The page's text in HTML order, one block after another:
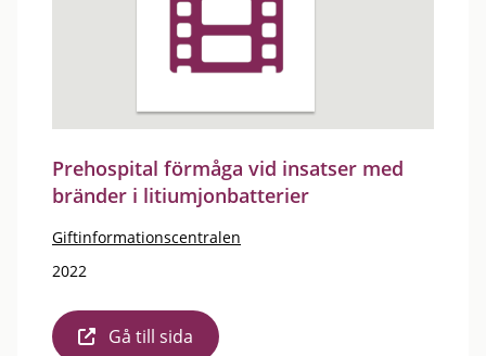
Prehospital förmåga vid insatser med
bränder i litiumjonbatterier
Giftinformationscentralen
2022
Gå till sida